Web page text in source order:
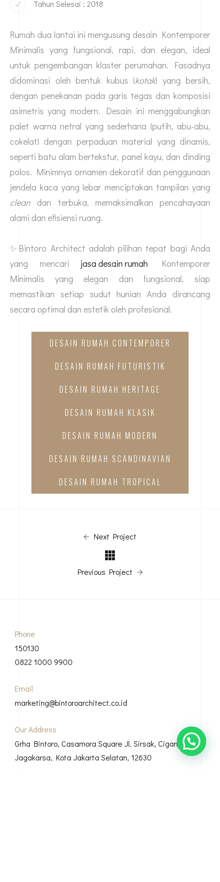
Tahun Selesai : 2018
Rumah dua lantai ini mengusung desain Kontemporer
Minimalis yang fungsional, rapi, dan elegan, ideal
untuk pengembangan klaster perumahan. Fasadnya
didominasi oleh bentuk kubus (kotak) yang bersih,
dengan penekanan pada garis tegas dan komposisi
asimetris yang modern. Desain ini menggabungkan
palet warna netral yang sederhana (putih, abu-abu,
cokelat) dengan perpaduan material yang dinamis,
seperti batu alam bertekstur, panel kayu, dan dinding
polos. Minimnya ornamen dekoratif dan penggunaan
jendela kaca yang lebar menciptakan tampilan yang
clean dan terbuka, memaksimalkan pencahayaan
alami dan efisiensi ruang.
✨Bintoro Architect adalah pilihan tepat bagi Anda
yang mencari jasa desain rumah Kontemporer
Minimalis yang elegan dan fungsional, siap
memastikan setiap sudut hunian Anda dirancang
secara optimal dan estetik oleh profesional.
DESAIN RUMAH CONTEMPORER
DESAIN RUMAH FUTURISTIK
DESAIN RUMAH HERITAGE
DESAIN RUMAH KLASIK
DESAIN RUMAH MODERN
DESAIN RUMAH SCANDINAVIAN
DESAIN RUMAH TROPICAL
Next Project
Previous Project
Phone
150130
0822 1000 9900
Email
marketing@bintoroarchitect.co.id
Our Address
Grha Bintoro, Casamora Square Jl. Sirsak, Ciganjur, Kec.
Jagakarsa, Kota Jakarta Selatan, 12630